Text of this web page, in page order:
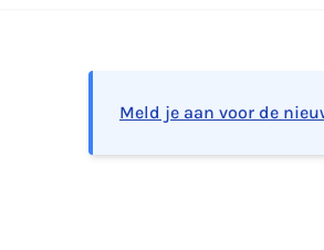
Meld je aan voor de